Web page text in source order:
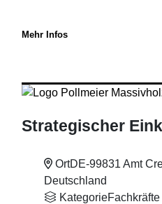
Mehr Infos
Strategischer
OrtDE-99831 Amt
Deutschland
KategorieFachkräfte